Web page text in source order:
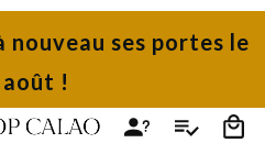
nouveau ses portes le
!